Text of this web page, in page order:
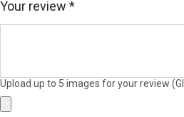
thêu tỉ mỉ bên ngực trái, giúp
không kém phần lịch sự,
Your review *
Upload up to 5 images for your review